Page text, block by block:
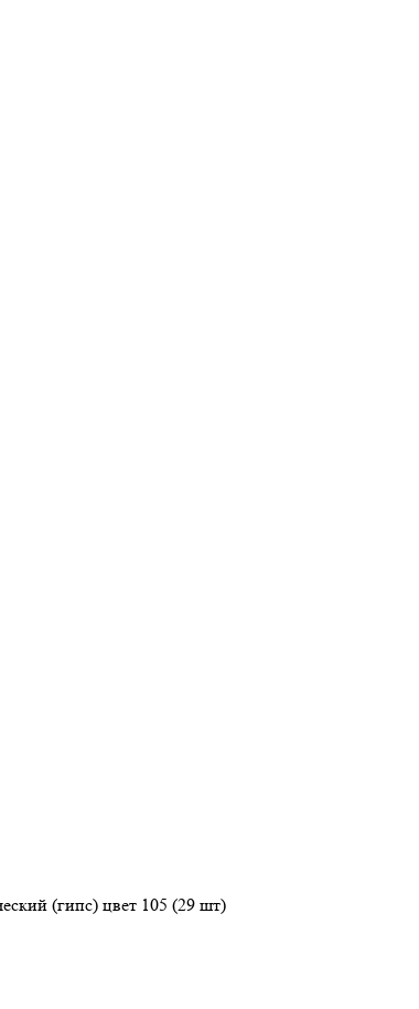
(гипс) цвет 105 (29 шт)